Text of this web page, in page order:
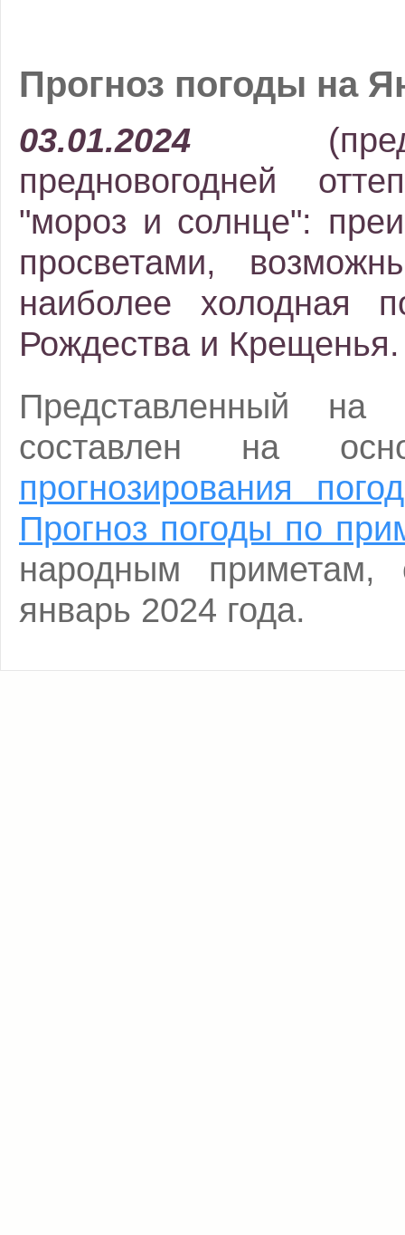
Прогноз погоды на
03.01.2024
предновогодней
"мороз и солнце":
просветами,
наиболее холодная
Рождества и Крещенья.
Представленный на
составлен на
прогнозирования
Прогноз погоды по
народным приметам,
январь 2024 года.